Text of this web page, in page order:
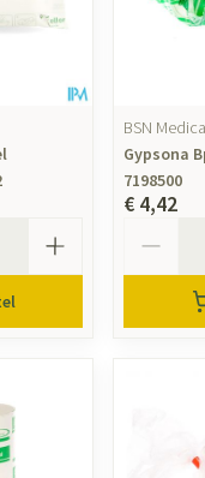
BSN
Gypsona
7198500
€ 4,42